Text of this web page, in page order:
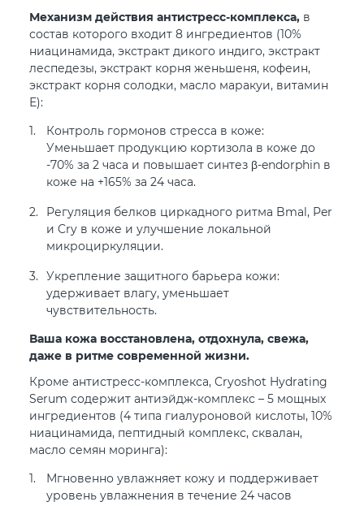
Механизм действия антистресс-комплекса, в
состав которого входит 8 ингредиентов (10%
ниацинамида, экстракт дикого индиго, экстракт
леспедезы, экстракт корня женьшеня, кофеин,
экстракт корня солодки, масло маракуи, витамин
Е):
Контроль гормонов стресса в коже:
Уменьшает продукцию кортизола в коже до
-70% за 2 часа и повышает синтез β-endorphin в
коже на +165% за 24 часа.
Регуляция белков циркадного ритма Bmal, Per
и Cry в коже и улучшение локальной
микроциркуляции.
Укрепление защитного барьера кожи:
удерживает влагу, уменьшает
чувствительность.
Ваша кожа восстановлена, отдохнула, свежа,
даже в ритме современной жизни.
Кроме антистресс-комплекса, Cryoshot Hydrating
Serum содержит антиэйдж-комплекс – 5 мощных
ингредиентов (4 типа гиалуроновой кислоты, 10%
ниацинамида, пептидный комплекс, сквалан,
масло семян моринга):
Мгновенно увлажняет кожу и поддерживает
уровень увлажнения в течение 24 часов